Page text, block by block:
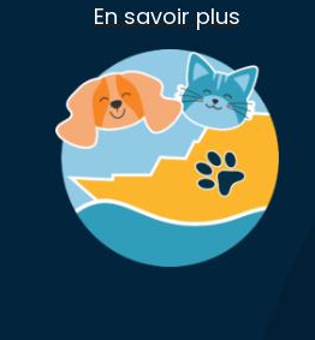
En savoir plus